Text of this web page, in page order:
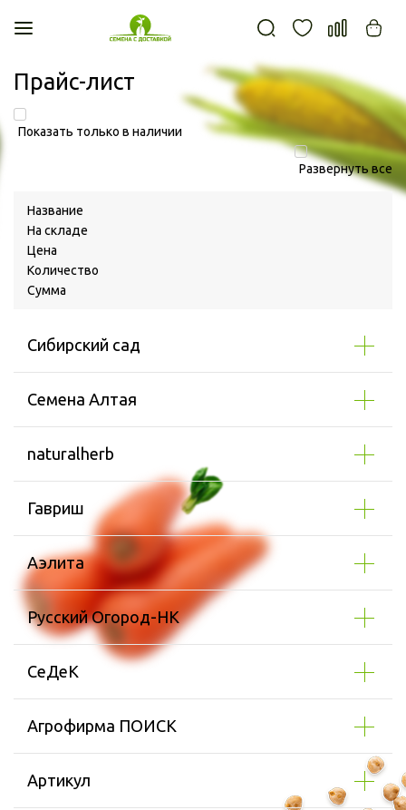
Главная
Войти
Регистрация
О нас
Новости
Доставка и оплата
Контакты
Гарантия и возврат
Конфиденциальность
Прайс-лист
Показать только в наличии
Развернуть все
Название
На складе
Цена
Количество
Сумма
Сибирский сад
Семена Алтая
naturalherb
Гавриш
Аэлита
Русский Огород-НК
СеДеК
Агрофирма ПОИСК
Артикул